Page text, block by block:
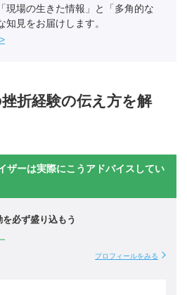
現場の生きた情報」と「多角的な
見をお届けします。
挫折経験の伝え方を解
ザーは実際にこうアドバイスしてい
必ず盛り込もう
プロフィールをみる